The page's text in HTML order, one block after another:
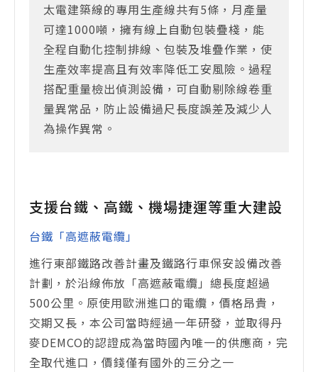
太電建築線的專用生產線共有5條，月產量
可達1000噸，擁有線上自動包裝疊棧，能
全程自動化控制排線、包裝及堆疊作業，使
生產效率提高且有效率降低工安風險。過程
搭配重量檢出偵測設備，可自動剔除線卷重
量異常品，防止設備過尺長度誤差及減少人
為操作異常。
支援台鐵、高鐵、機場捷運等重大建設
台鐵「高遮蔽電纜」
進行東部鐵路改善計畫及鐵路行車保安設備改善
計劃，於沿線佈放「高遮蔽電纜」總長度超過
500公里。原使用歐洲進口的電纜，價格昂貴，
交期又長，本公司當時經過一年研發，並取得丹
麥DEMCO的認證成為當時國內唯一的供應商，完
全取代進口，價錢僅有國外的三分之一